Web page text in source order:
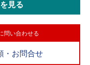
見る
問い合わせる
・お問合せ